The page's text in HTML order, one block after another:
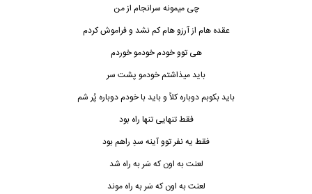
چی میمونه سرانجام از من
عقده هام از آرزو هام کم نشد و فراموش کردم
هی توو خودم خودمو خوردم
باید میذاشتم خودمو پشت سر
باید بکوبم دوباره کلاً و باید با خودم دوباره پُر شم
فقط تنهایی تنها راه بود
فقط یه نفر توو آینه سدِ راهم بود
لعنت به اون که سَر به راه شد
لعنت به اون که سَر به راه موند